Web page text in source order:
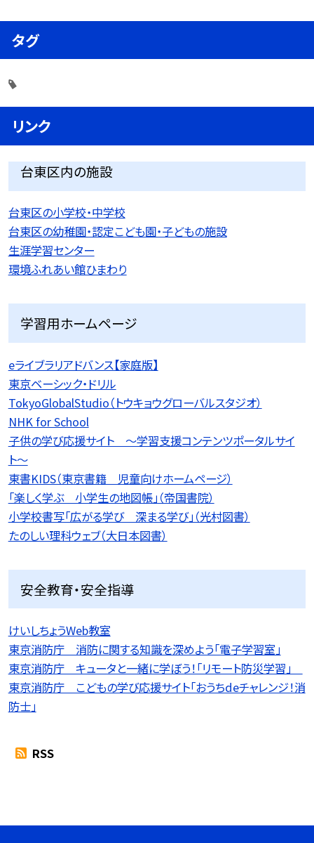
タグ
リンク
台東区内の施設
台東区の小学校・中学校
台東区の幼稚園・認定こども園・子どもの施設
生涯学習センター
環境ふれあい館ひまわり
学習用ホームページ
eライブラリアドバンス【家庭版】
東京ベーシック・ドリル
TokyoGlobalStudio（トウキョウグローバルスタジオ）
NHK for School
子供の学び応援サイト 〜学習支援コンテンツポータルサイ
ト〜
東書KIDS（東京書籍 児童向けホームページ）
「楽しく学ぶ 小学生の地図帳」（帝国書院）
小学校書写「広がる学び 深まる学び」（光村図書）
たのしい理科ウェブ（大日本図書）
安全教育・安全指導
けいしちょうWeb教室
東京消防庁 消防に関する知識を深めよう「電子学習室」
東京消防庁 キュータと一緒に学ぼう！「リモート防災学習」
東京消防庁 こどもの学び応援サイト「おうちdeチャレンジ！消
防士」
RSS